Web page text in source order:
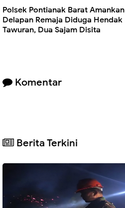
Polsek Pontianak Barat Amankan
Delapan Remaja Diduga Hendak
Tawuran, Dua Sajam Disita
Komentar
Berita Terkini